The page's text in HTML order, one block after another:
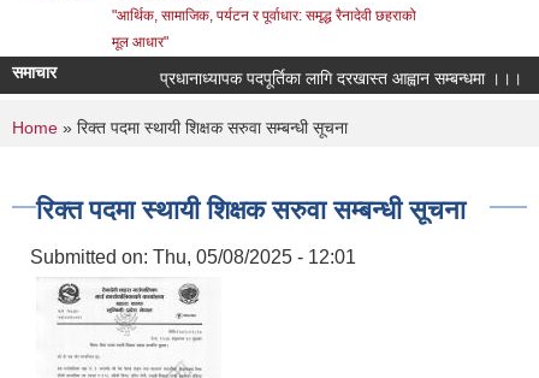
"आर्थिक, सामाजिक, पर्यटन र पूर्वाधार: समृद्ध रैनादेवी छहराको
मूल आधार"
समाचार प्रधानाध्यापक पदपूर्तिका लागि दरखास्त आह्वान सम्बन्धमा ।।।
You are here
Home » रिक्त पदमा स्थायी शिक्षक सरुवा सम्बन्धी सूचना
रिक्त पदमा स्थायी शिक्षक सरुवा सम्बन्धी सूचना
Submitted on: Thu, 05/08/2025 - 12:01